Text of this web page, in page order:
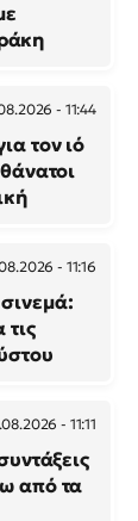
- 11:44
τον ιό
- 11:16
τις
- 11:11
από τα